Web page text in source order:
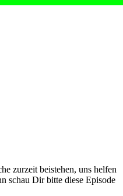
zurzeit beistehen, uns helfen
schau Dir bitte diese Episode